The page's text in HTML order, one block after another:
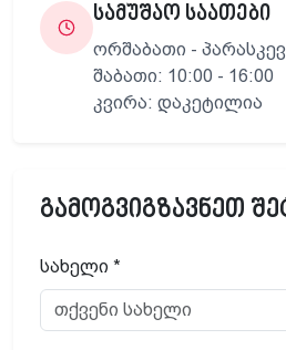
სამუშაო საათები
ორშაბათი -
შაბათი: 10:00 - 16:00
კვირა: დაკეტილია
გამოგვიგზავნეთ
სახელი *